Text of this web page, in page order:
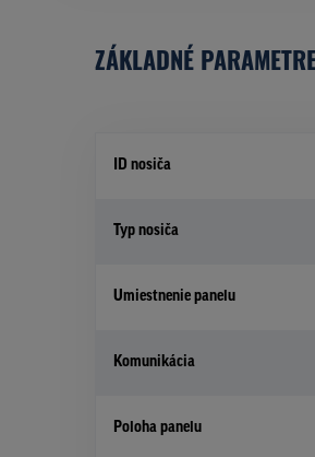
ZÁKLADNÉ
ID nosiča
Typ nosiča
Umiestnenie panelu
Komunikácia
Poloha panelu